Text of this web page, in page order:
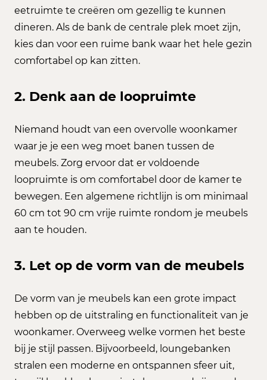
eetruimte te creëren om gezellig te kunnen
dineren. Als de bank de centrale plek moet zijn,
kies dan voor een ruime bank waar het hele gezin
comfortabel op kan zitten.
2. Denk aan de loopruimte
Niemand houdt van een overvolle woonkamer
waar je je een weg moet banen tussen de
meubels. Zorg ervoor dat er voldoende
loopruimte is om comfortabel door de kamer te
bewegen. Een algemene richtlijn is om minimaal
60 cm tot 90 cm vrije ruimte rondom je meubels
aan te houden.
3. Let op de vorm van de meubels
De vorm van je meubels kan een grote impact
hebben op de uitstraling en functionaliteit van je
woonkamer. Overweeg welke vormen het beste
bij je stijl passen. Bijvoorbeeld, loungebanken
stralen een moderne en ontspannen sfeer uit,